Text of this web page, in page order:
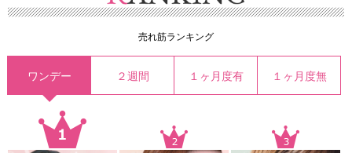
売れ筋ランキング
ワンデー ２週間 １ヶ月度有 １ヶ月度無